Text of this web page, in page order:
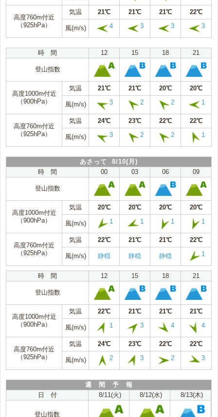
高度760m付近
（925hPa）
気温 21℃ 21℃ 21℃ 22℃
風(m/s) 4 3 3 3
時 間 12 15 18 21
登山指数
高度1000m付近
（900hPa）
気温 21℃ 21℃ 20℃ 20℃
風(m/s) 3 2 2 1
高度760m付近
（925hPa）
気温 24℃ 23℃ 22℃ 22℃
風(m/s) 3 2 2 1
あさって 8/10(月)
時 間
00 03 06 09
登山指数
高度1000m付近
（900hPa）
気温 20℃ 20℃ 20℃ 20℃
風(m/s) 1 1 1 1
高度760m付近
（925hPa）
気温 22℃ 21℃ 21℃ 22℃
風(m/s) 静穏 静穏 静穏 1
時 間 12 15 18 21
登山指数
高度1000m付近
（900hPa）
気温 22℃ 21℃ 21℃ 21℃
風(m/s) 1 3 4 4
高度760m付近
（925hPa）
気温 24℃ 23℃ 22℃ 22℃
風(m/s) 2 3 2 3
週 間 予 報
日 付
8/11(火) 8/12(水) 8/13(木)
登山指数